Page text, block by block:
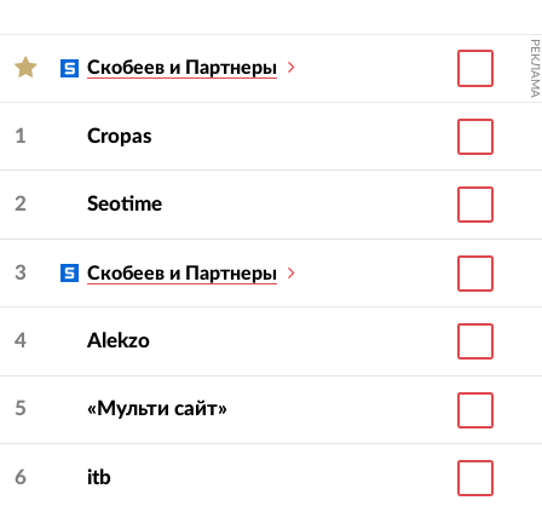
Скобеев и Партнеры РЕКЛАМА
1 Cropas
2 Seotime
3 Скобеев и Партнеры
4 Alekzo
5 «Мульти сайт»
6 itb